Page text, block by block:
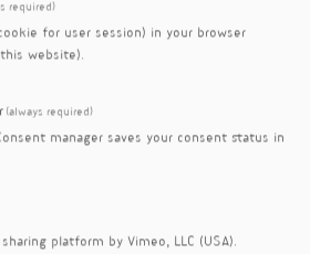
required)
for user session) in your browser
website).
(always required)
manager saves your consent status in
platform by Vimeo, LLC (USA).